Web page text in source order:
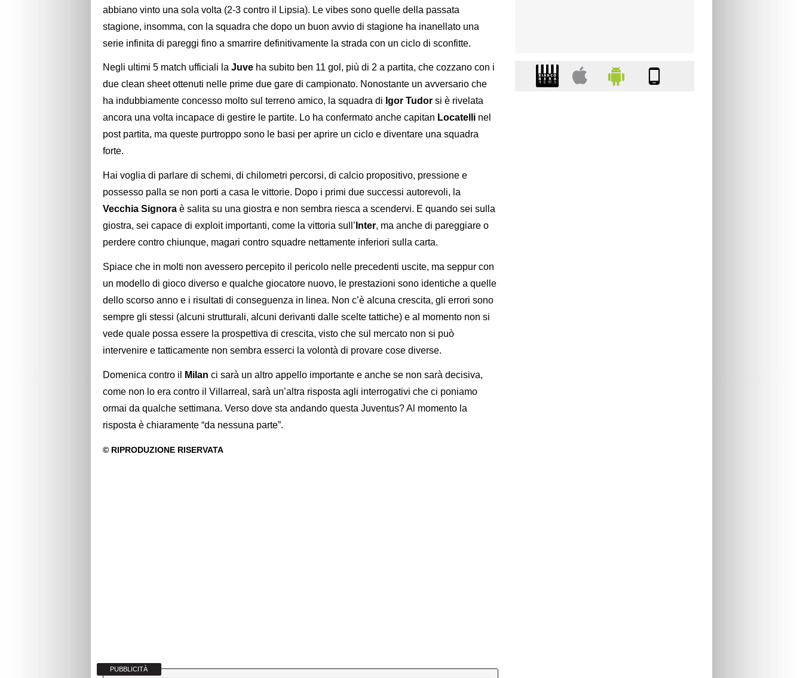
abbiano vinto una sola volta (2-3 contro il Lipsia). Le vibes sono quelle della passata
stagione, insomma, con la squadra che dopo un buon avvio di stagione ha inanellato una
serie infinita di pareggi fino a smarrire definitivamente la strada con un ciclo di sconfitte.
Negli ultimi 5 match ufficiali la Juve ha subito ben 11 gol, più di 2 a partita, che cozzano con i
due clean sheet ottenuti nelle prime due gare di campionato. Nonostante un avversario che
ha indubbiamente concesso molto sul terreno amico, la squadra di Igor Tudor si è rivelata
ancora una volta incapace di gestire le partite. Lo ha confermato anche capitan Locatelli nel
post partita, ma queste purtroppo sono le basi per aprire un ciclo e diventare una squadra
forte.
Hai voglia di parlare di schemi, di chilometri percorsi, di calcio propositivo, pressione e
possesso palla se non porti a casa le vittorie. Dopo i primi due successi autorevoli, la
Vecchia Signora è salita su una giostra e non sembra riesca a scendervi. E quando sei sulla
giostra, sei capace di exploit importanti, come la vittoria sull’ Inter, ma anche di pareggiare o
perdere contro chiunque, magari contro squadre nettamente inferiori sulla carta.
Spiace che in molti non avessero percepito il pericolo nelle precedenti uscite, ma seppur con
un modello di gioco diverso e qualche giocatore nuovo, le prestazioni sono identiche a quelle
dello scorso anno e i risultati di conseguenza in linea. Non c’è alcuna crescita, gli errori sono
sempre gli stessi (alcuni strutturali, alcuni derivanti dalle scelte tattiche) e al momento non si
vede quale possa essere la prospettiva di crescita, visto che sul mercato non si può
intervenire e tatticamente non sembra esserci la volontà di provare cose diverse.
Domenica contro il Milan ci sarà un altro appello importante e anche se non sarà decisiva,
come non lo era contro il Villarreal, sarà un’altra risposta agli interrogativi che ci poniamo
ormai da qualche settimana. Verso dove sta andando questa Juventus? Al momento la
risposta è chiaramente “da nessuna parte”.
PUBBLICITÀ